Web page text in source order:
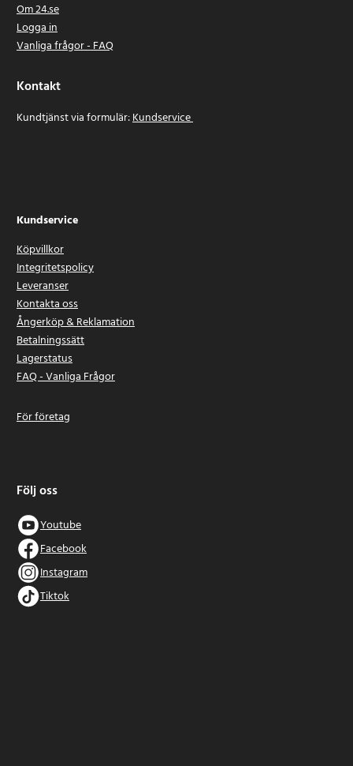
Om 24.se
Logga in
Vanliga frågor - FAQ
Kontakt
Kundtjänst via formulär:Kundservice
Kundservice
Köpvillkor
Integritetspolicy
Leveranser
Kontakta oss
Ångerköp & Reklamation
Betalningssätt
Lagerstatus
FAQ - Vanliga Frågor
För företag
Följ oss
Youtube
Facebook
Instagram
Tiktok